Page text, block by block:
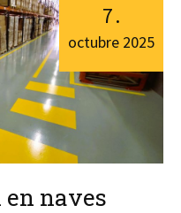
naves
7.
octubre 2025